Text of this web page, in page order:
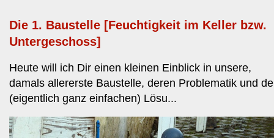
Die 1. Baustelle [Feuchtigkeit im Keller bzw.
Untergeschoss]
Heute will ich Dir einen kleinen Einblick in unsere,
damals allererste Baustelle, deren Problematik und
(eigentlich ganz einfachen) Lösu...